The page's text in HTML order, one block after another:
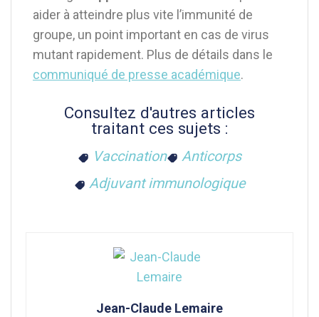
aider à atteindre plus vite l’immunité de
groupe, un point important en cas de virus
mutant rapidement. Plus de détails dans le
communiqué de presse académique.
Consultez d'autres articles
traitant ces sujets :
Vaccination
Anticorps
Adjuvant immunologique
Jean-Claude Lemaire